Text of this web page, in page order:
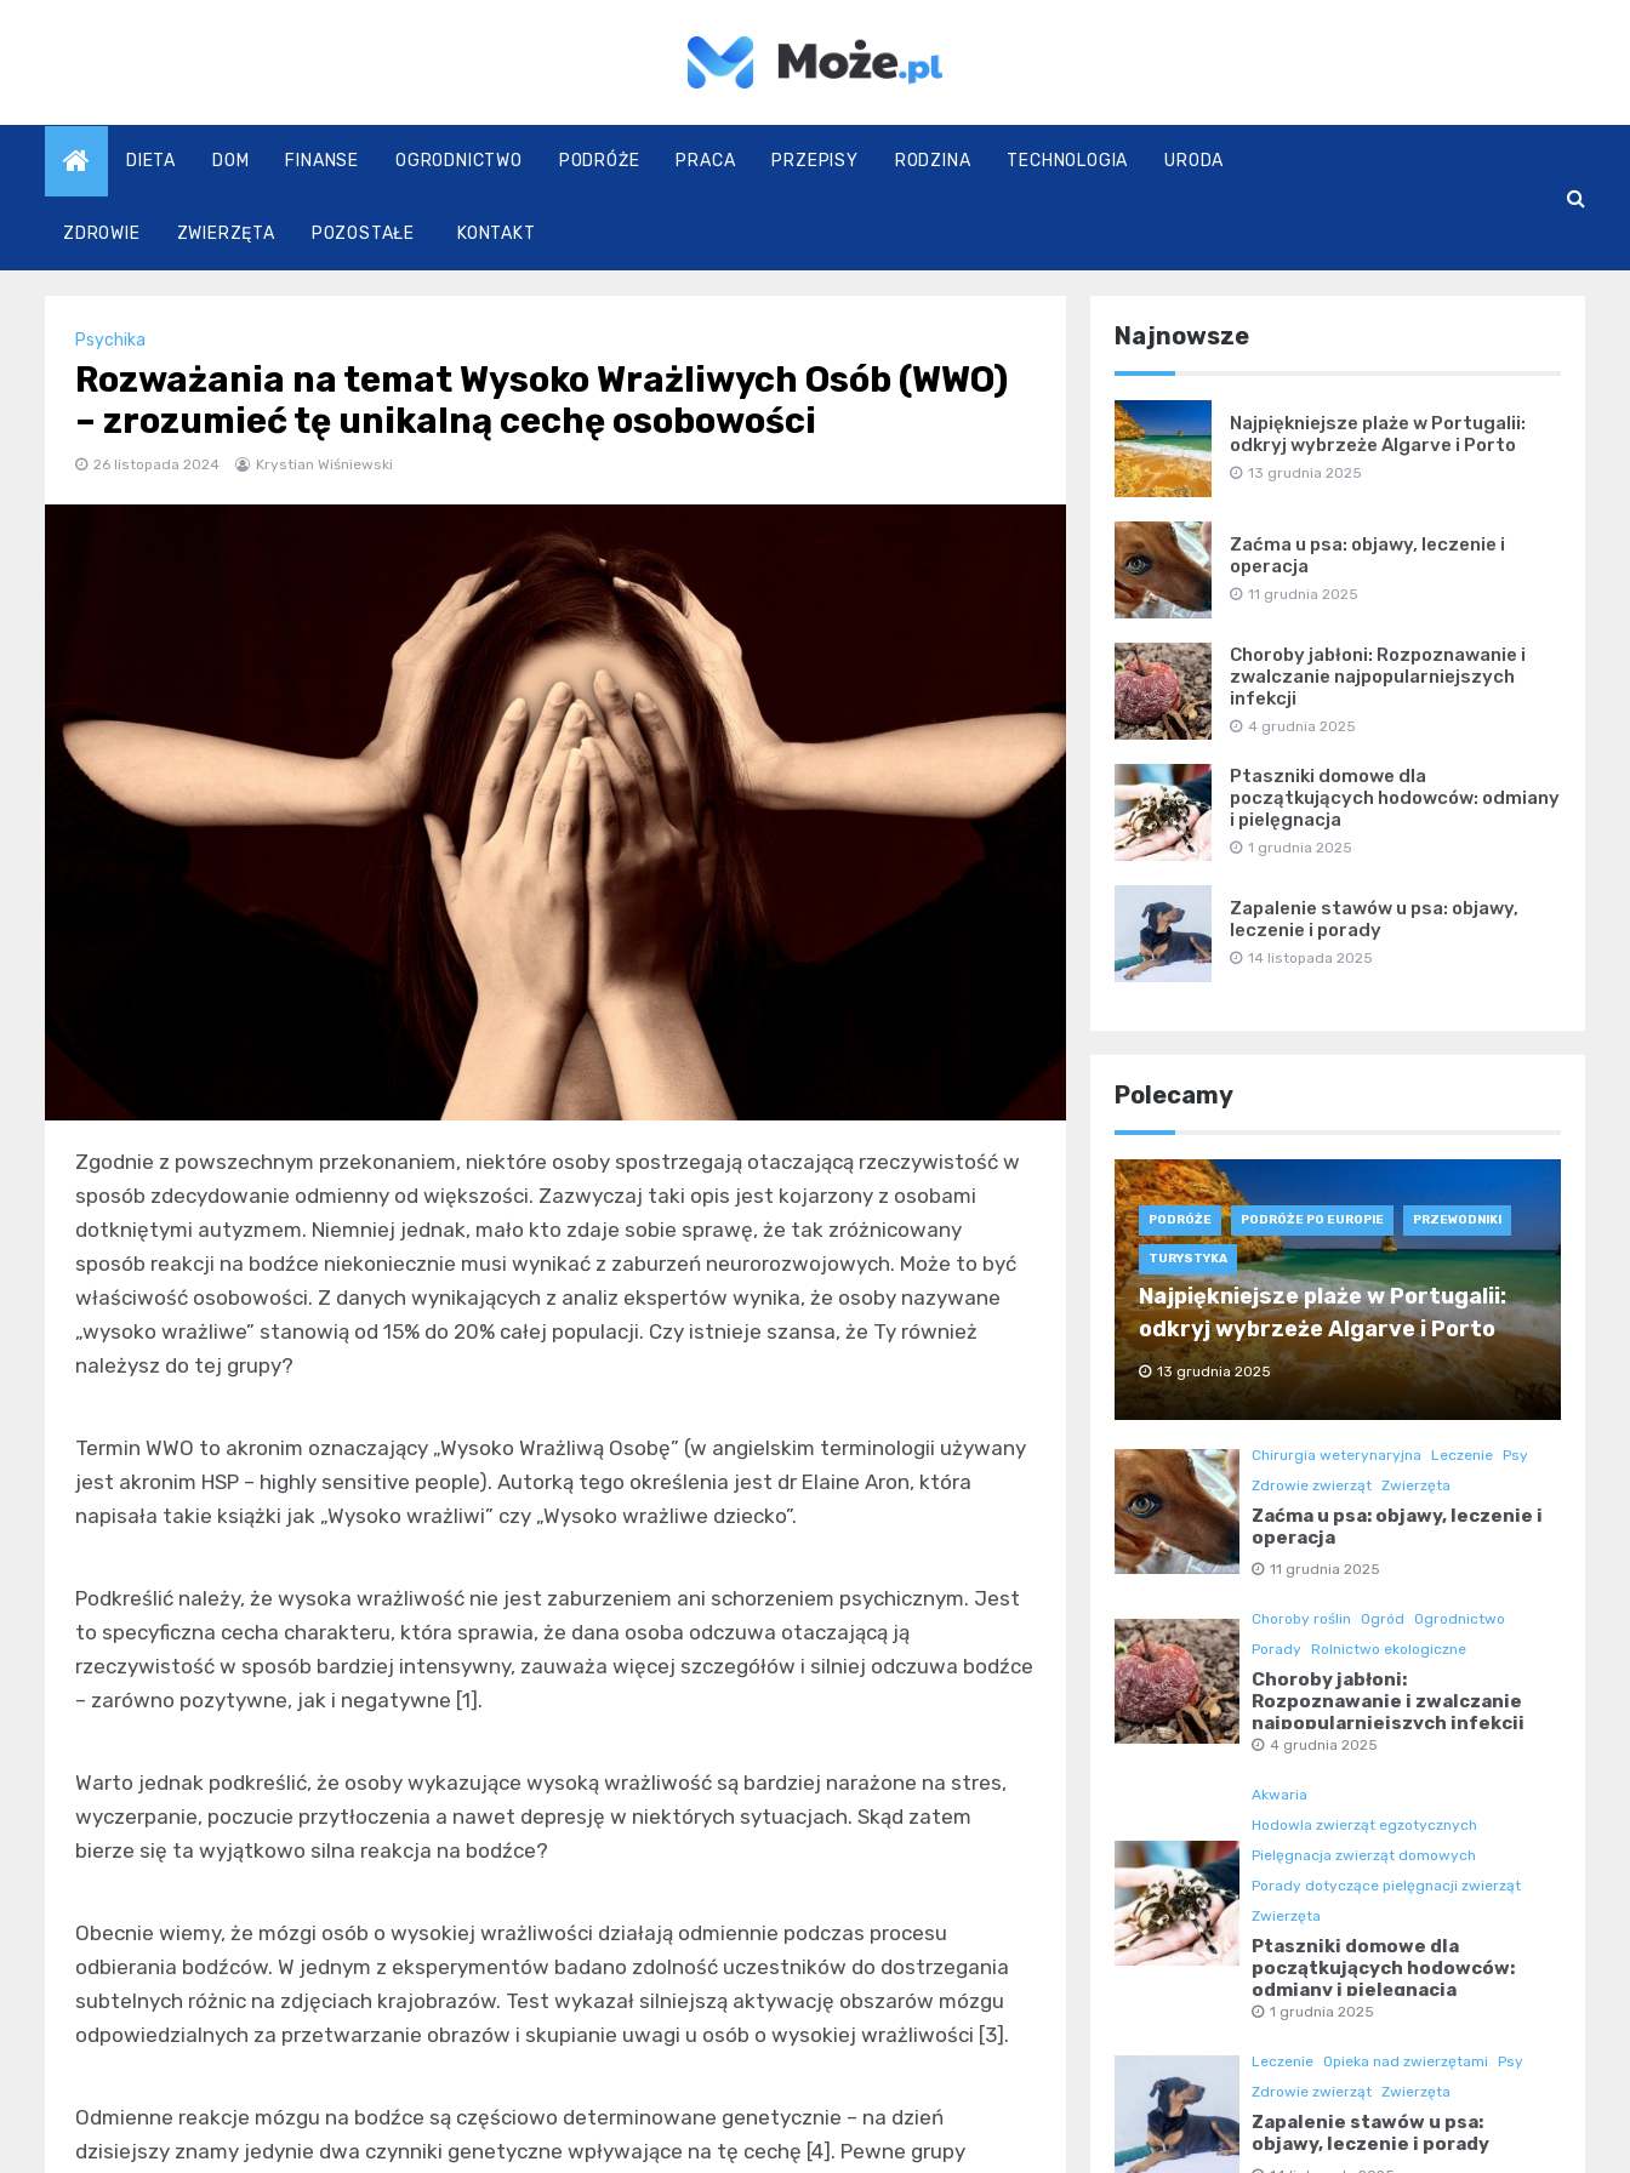
Może.pl
DIETA DOM FINANSE OGRODNICTWO PODRÓŻE PRACA PRZEPISY RODZINA TECHNOLOGIA URODA
ZDROWIE ZWIERZĘTA POZOSTAŁE KONTAKT
Psychika
Rozważania na temat Wysoko Wrażliwych Osób (WWO)
– zrozumieć tę unikalną cechę osobowości
26 listopada 2024 Krystian Wiśniewski
Zgodnie z powszechnym przekonaniem, niektóre osoby spostrzegają otaczającą rzeczywistość w
sposób zdecydowanie odmienny od większości. Zazwyczaj taki opis jest kojarzony z osobami
dotkniętymi autyzmem. Niemniej jednak, mało kto zdaje sobie sprawę, że tak zróżnicowany
sposób reakcji na bodźce niekoniecznie musi wynikać z zaburzeń neurorozwojowych. Może to być
właściwość osobowości. Z danych wynikających z analiz ekspertów wynika, że osoby nazywane
„wysoko wrażliwe” stanowią od 15% do 20% całej populacji. Czy istnieje szansa, że Ty również
należysz do tej grupy?
Termin WWO to akronim oznaczający „Wysoko Wrażliwą Osobę” (w angielskim terminologii używany
jest akronim HSP – highly sensitive people). Autorką tego określenia jest dr Elaine Aron, która
napisała takie książki jak „Wysoko wrażliwi” czy „Wysoko wrażliwe dziecko”.
Podkreślić należy, że wysoka wrażliwość nie jest zaburzeniem ani schorzeniem psychicznym. Jest
to specyficzna cecha charakteru, która sprawia, że dana osoba odczuwa otaczającą ją
rzeczywistość w sposób bardziej intensywny, zauważa więcej szczegółów i silniej odczuwa bodźce
– zarówno pozytywne, jak i negatywne [1].
Warto jednak podkreślić, że osoby wykazujące wysoką wrażliwość są bardziej narażone na stres,
wyczerpanie, poczucie przytłoczenia a nawet depresję w niektórych sytuacjach. Skąd zatem
bierze się ta wyjątkowo silna reakcja na bodźce?
Obecnie wiemy, że mózgi osób o wysokiej wrażliwości działają odmiennie podczas procesu
odbierania bodźców. W jednym z eksperymentów badano zdolność uczestników do dostrzegania
subtelnych różnic na zdjęciach krajobrazów. Test wykazał silniejszą aktywację obszarów mózgu
odpowiedzialnych za przetwarzanie obrazów i skupianie uwagi u osób o wysokiej wrażliwości [3].
Odmienne reakcje mózgu na bodźce są częściowo determinowane genetycznie – na dzień
dzisiejszy znamy jedynie dwa czynniki genetyczne wpływające na tę cechę [4]. Pewne grupy
Najnowsze
Najpiękniejsze plaże w Portugalii:
odkryj wybrzeże Algarve i Porto
13 grudnia 2025
Zaćma u psa: objawy, leczenie i
operacja
11 grudnia 2025
Choroby jabłoni: Rozpoznawanie i
zwalczanie najpopularniejszych
infekcji
4 grudnia 2025
Ptaszniki domowe dla
początkujących hodowców: odmiany
i pielęgnacja
1 grudnia 2025
Zapalenie stawów u psa: objawy,
leczenie i porady
14 listopada 2025
Polecamy
PODRÓŻE PODRÓŻE PO EUROPIE PRZEWODNIKI
TURYSTYKA
Najpiękniejsze plaże w Portugalii:
odkryj wybrzeże Algarve i Porto
13 grudnia 2025
Chirurgia weterynaryjna Leczenie Psy
Zdrowie zwierząt Zwierzęta
Zaćma u psa: objawy, leczenie i
operacja
11 grudnia 2025
Choroby roślin Ogród
Ogrodnictwo
Porady Rolnictwo ekologiczne
Choroby jabłoni:
Rozpoznawanie i zwalczanie
najpopularniejszych infekcji
4 grudnia 2025
Akwaria
Hodowla zwierząt egzotycznych
Pielęgnacja zwierząt domowych
Porady dotyczące pielęgnacji zwierząt
Zwierzęta
Ptaszniki domowe dla
początkujących hodowców:
odmiany i pielęgnacja
1 grudnia 2025
Leczenie Opieka nad zwierzętami
Psy
Zdrowie zwierząt Zwierzęta
Zapalenie stawów u psa:
objawy, leczenie i porady